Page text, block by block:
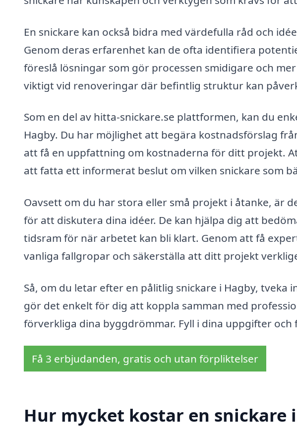
En snickare kan också bidra med värdefulla råd och
Genom deras erfarenhet kan de ofta identifiera
föreslå lösningar som gör processen smidigare och
viktigt vid renoveringar där befintlig struktur kan
Som en del av hitta-snickare.se plattformen, kan du
Hagby. Du har möjlighet att begära kostnadsförslag
att få en uppfattning om kostnaderna för ditt projekt.
att fatta ett informerat beslut om vilken snickare som
Oavsett om du har stora eller små projekt i åtanke, är
för att diskutera dina idéer. De kan hjälpa dig att
tidsram för när arbetet kan bli klart. Genom att få
vanliga fallgropar och säkerställa att ditt projekt
Så, om du letar efter en pålitlig snickare i Hagby, tveka
gör det enkelt för dig att koppla samman med
förverkliga dina byggdrömmar. Fyll i dina uppgifter
Få 3 erbjudanden, gratis och utan förpliktelser
Hur mycket kostar en snickare